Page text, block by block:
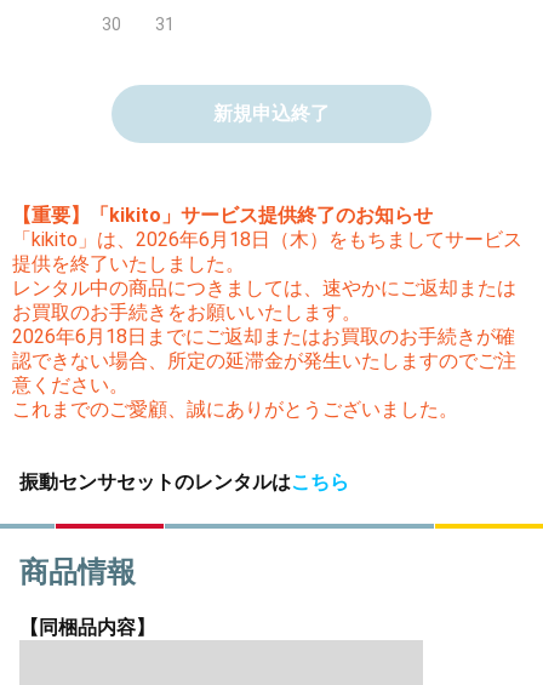
30 31
新規申込終了
【重要】「kikito」サービス提供終了のお知らせ
「kikito」は、2026年6月18日（木）をもちましてサービス
提供を終了いたしました。
レンタル中の商品につきましては、速やかにご返却または
お買取のお手続きをお願いいたします。
2026年6月18日までにご返却またはお買取のお手続きが確
認できない場合、所定の延滞金が発生いたしますのでご注
意ください。
これまでのご愛顧、誠にありがとうございました。
振動センサセットのレンタルはこちら
商品情報
【同梱品内容】